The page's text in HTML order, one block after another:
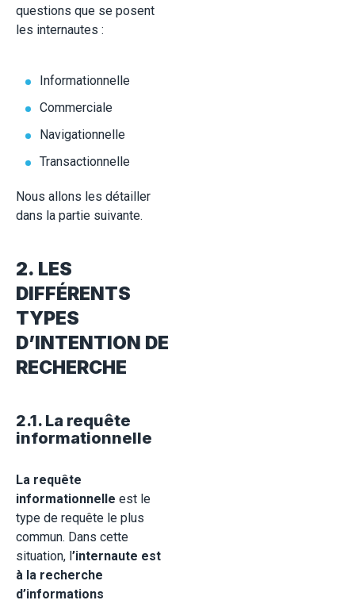
questions que se posent
les internautes :
Informationnelle
Commerciale
Navigationnelle
Transactionnelle
Nous allons les détailler
dans la partie suivante.
2. LES
DIFFÉRENTS
TYPES
D’INTENTION DE
RECHERCHE
2.1. La requête
informationnelle
La requête
informationnelle est le
type de requête le plus
commun. Dans cette
situation, l’internaute est
à la recherche
d’informations